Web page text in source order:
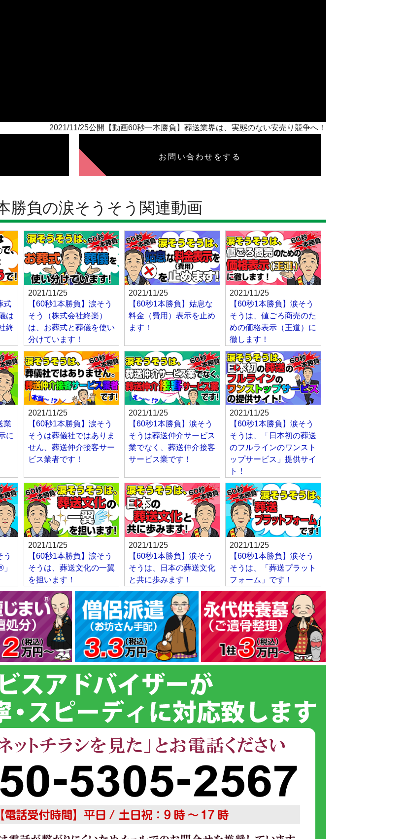
2021/11/25公開【動画60秒一本勝負】葬送業界は、実態のない安売り競争へ！
お問い合わせをする
勝負の涙そうそう関連動画
式
は
終
2021/11/25
【60秒1本勝負】涙そう
そう（株式会社終楽）
は、お葬式と葬儀を使い
分けています！
2021/11/25
【60秒1本勝負】姑息な
料金（費用）表示を止め
ます！
2021/11/25
【60秒1本勝負】涙そう
そうは、値ごろ商売のた
めの価格表示（王道）に
徹します！
業
に
2021/11/25
【60秒1本勝負】涙そう
そうは葬儀社ではありま
せん、葬送仲介接客サー
ビス業者です！
2021/11/25
【60秒1本勝負】涙そう
そうは葬送仲介サービス
業でなく、葬送仲介接客
サービス業です！
2021/11/25
【60秒1本勝負】涙そう
そうは、「日本初の葬送
のフルラインのワンスト
ップサービス」提供サイ
ト！
う
2021/11/25
【60秒1本勝負】涙そう
そうは、葬送文化の一翼
を担います！
2021/11/25
【60秒1本勝負】涙そう
そうは、日本の葬送文化
と共に歩みます！
2021/11/25
【60秒1本勝負】涙そう
そうは、「葬送プラット
フォーム」です！